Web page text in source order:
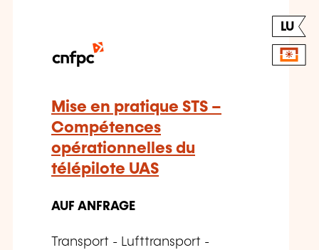
LU
Mise en pratique STS –
Compétences
opérationnelles du
télépilote UAS
AUF ANFRAGE
Transport - Lufttransport -